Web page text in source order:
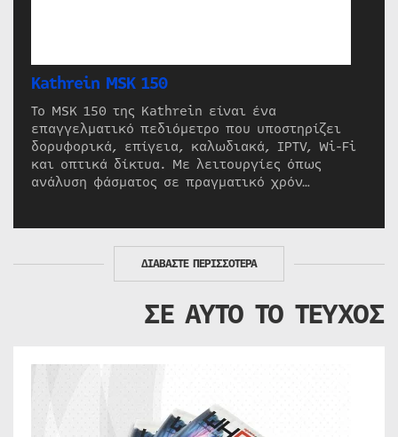
Kathrein MSK 150
Το MSK 150 της Kathrein είναι ένα
επαγγελματικό πεδιόμετρο που υποστηρίζει
δορυφορικά, επίγεια, καλωδιακά, IPTV, Wi-Fi
και οπτικά δίκτυα. Με λειτουργίες όπως
ανάλυση φάσματος σε πραγματικό χρόν…
ΔΙΑΒΑΣΤΕ ΠΕΡΙΣΣΟΤΕΡΑ
ΣΕ ΑΥΤΟ ΤΟ ΤΕΥΧΟΣ